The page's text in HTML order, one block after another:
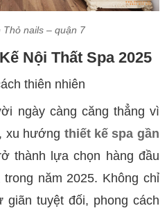
Thỏ nails – quận 7
Nội Thất Spa 2025
thiên nhiên
ngày càng căng thẳng vì
xu hướng thiết kế spa gần
thành lựa chọn hàng đầu
năm 2025. Không chỉ
giãn tuyệt đối, phong cách